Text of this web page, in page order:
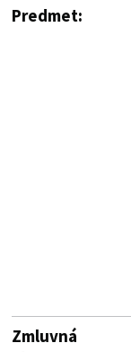
Predmet:
Zmluvná